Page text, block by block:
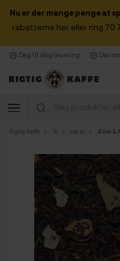
Nu er der mange penge at
rabatterne her eller ring 70
Dag til dag levering
Rigtig Kaffe Te Løs te Æble &